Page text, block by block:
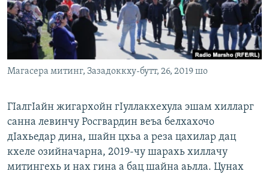
Магасера митинг, Зазадоккху-бутт, 26, 2019 шо
ГIалгIайн жигархойн гIуллакхехула эшам хилларг
санна левинчу Росгвардин веъа белхахочо
дIахьедар дина, шайн цхьа а реза цахилар дац
кхеле озийначарна, 2019-чу шарахь хиллачу
митингехь и нах гина а бац шайна аьлла. Цунах